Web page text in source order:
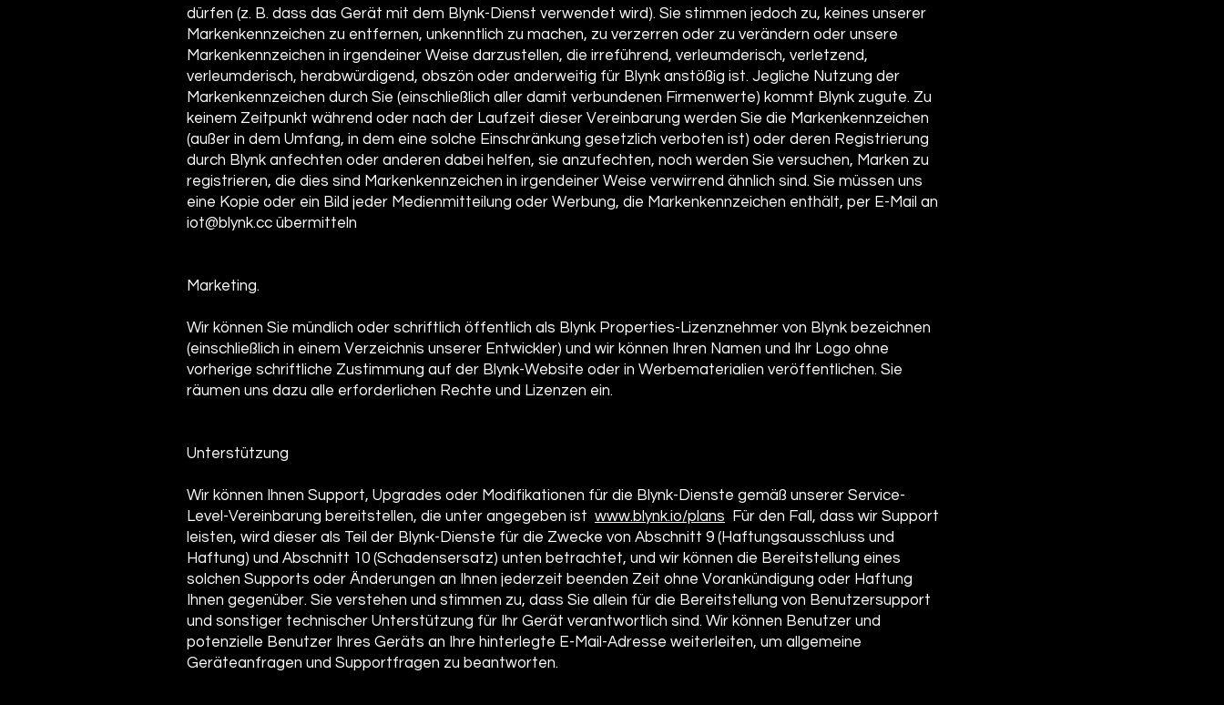
dürfen (z. B. dass das Gerät mit dem Blynk-Dienst verwendet wird). Sie stimmen jedoch zu, keines unserer
Markenkennzeichen zu entfernen, unkenntlich zu machen, zu verzerren oder zu verändern oder unsere
Markenkennzeichen in irgendeiner Weise darzustellen, die irreführend, verleumderisch, verletzend,
verleumderisch, herabwürdigend, obszön oder anderweitig für Blynk anstößig ist. Jegliche Nutzung der
Markenkennzeichen durch Sie (einschließlich aller damit verbundenen Firmenwerte) kommt Blynk zugute. Zu
keinem Zeitpunkt während oder nach der Laufzeit dieser Vereinbarung werden Sie die Markenkennzeichen
(außer in dem Umfang, in dem eine solche Einschränkung gesetzlich verboten ist) oder deren Registrierung
durch Blynk anfechten oder anderen dabei helfen, sie anzufechten, noch werden Sie versuchen, Marken zu
registrieren, die dies sind Markenkennzeichen in irgendeiner Weise verwirrend ähnlich sind. Sie müssen uns
eine Kopie oder ein Bild jeder Medienmitteilung oder Werbung, die Markenkennzeichen enthält, per E-Mail an
iot@blynk.cc übermitteln
Marketing.
Wir können Sie mündlich oder schriftlich öffentlich als Blynk Properties-Lizenznehmer von Blynk bezeichnen
(einschließlich in einem Verzeichnis unserer Entwickler) und wir können Ihren Namen und Ihr Logo ohne
vorherige schriftliche Zustimmung auf der Blynk-Website oder in Werbematerialien veröffentlichen. Sie
räumen uns dazu alle erforderlichen Rechte und Lizenzen ein.
Unterstützung
Wir können Ihnen Support, Upgrades oder Modifikationen für die Blynk-Dienste gemäß unserer Service-
Level-Vereinbarung bereitstellen, die unter angegeben ist www.blynk.io/plans Für den Fall, dass wir Support
leisten, wird dieser als Teil der Blynk-Dienste für die Zwecke von Abschnitt 9 (Haftungsausschluss und
Haftung) und Abschnitt 10 (Schadensersatz) unten betrachtet, und wir können die Bereitstellung eines
solchen Supports oder Änderungen an Ihnen jederzeit beenden Zeit ohne Vorankündigung oder Haftung
Ihnen gegenüber. Sie verstehen und stimmen zu, dass Sie allein für die Bereitstellung von Benutzersupport
und sonstiger technischer Unterstützung für Ihr Gerät verantwortlich sind. Wir können Benutzer und
potenzielle Benutzer Ihres Geräts an Ihre hinterlegte E-Mail-Adresse weiterleiten, um allgemeine
Geräteanfragen und Supportfragen zu beantworten.